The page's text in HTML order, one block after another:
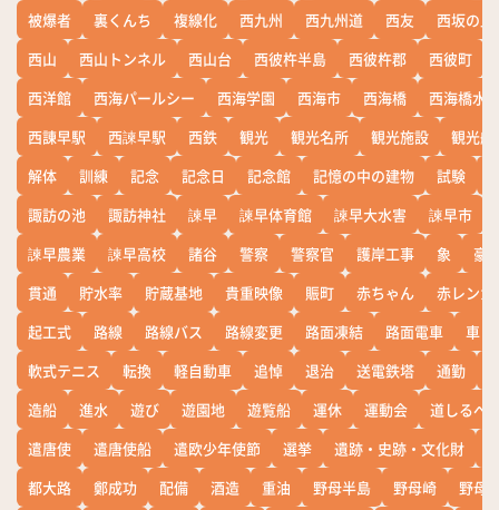
被爆者
裏くんち 複線化 西九州 西九州道 西友
西坂の丘
西山
西山トンネル 西山台 西彼杵半島 西彼杵郡 西彼町
西洋館
西海パールシー 西海学園 西海市 西海橋
西海橋水
西諌早駅
西諫早駅 西鉄 観光 観光名所 観光施設
観光船
解体
訓練 記念 記念日 記念館 記憶の中の建物 試験
諏訪の池
諏訪神社 諫早 諫早体育館 諫早大水害 諫早市
諫早農業
諫早高校 諸谷 警察 警察官 護岸工事 象
豪
貫通
貯水率 貯蔵基地 貴重映像 賑町 赤ちゃん
赤レンガ
起工式
路線 路線バス 路線変更 路面凍結 路面電車
車
軟式テニス
転換 軽自動車 追悼 退治 送電鉄塔 通勤
造船
進水 遊び 遊園地 遊覧船 運休 運動会
道しるべ
遣唐使
遣唐使船 遣欧少年使節 選挙 遺跡・史跡・文化財
都大路
鄭成功 配備 酒造 重油 野母半島 野母崎
野母